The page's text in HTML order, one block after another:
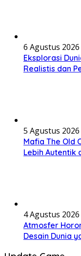
6 Agustus 2026
Eksplorasi
Realistis dan
5 Agustus 2026
Mafia The Old
Lebih Autentik
4 Agustus 2026
Atmosfer
Desain Dunia